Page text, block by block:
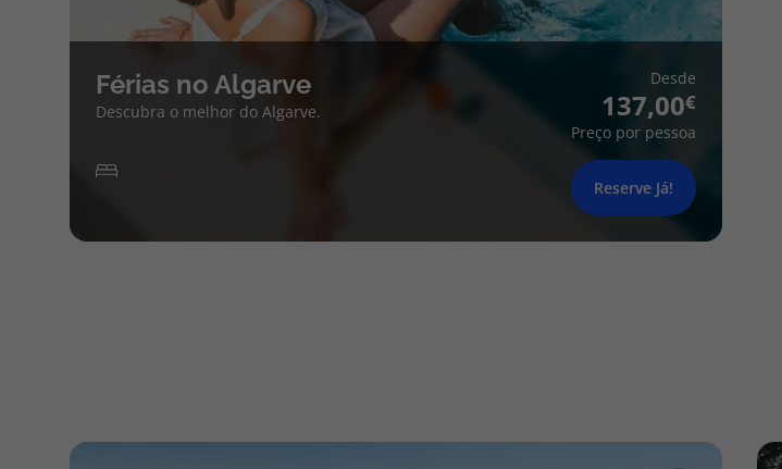
Férias no Algarve
Descubra o melhor do Algarve.
Desde
137,00
Preço por pessoa
Reserve Já!